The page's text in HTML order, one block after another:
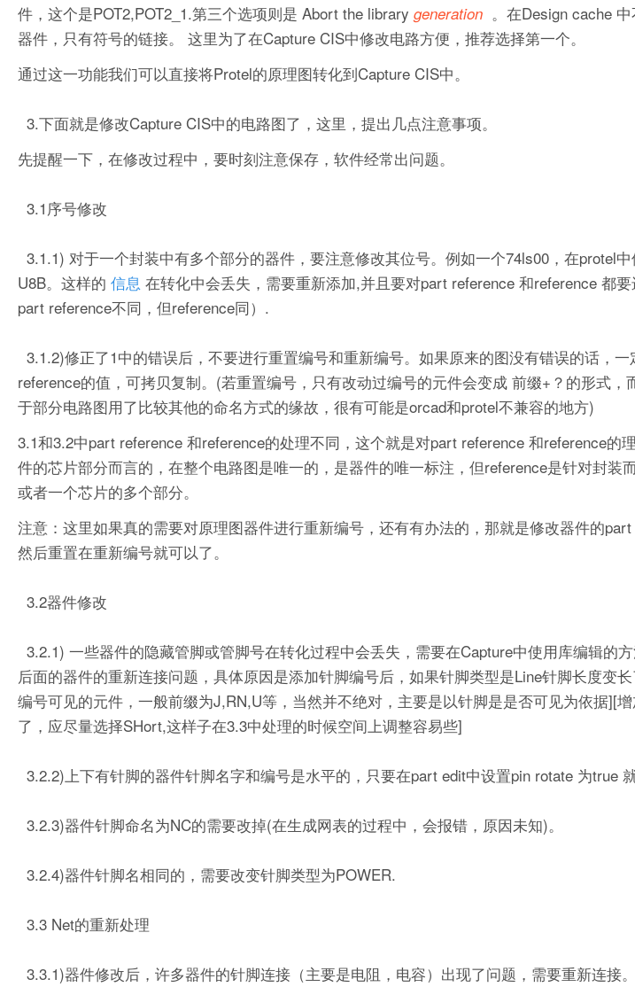
件，这个是POT2,POT2_1.第三个选项则是 Abort the library generation 。在Design cache
器件，只有符号的链接。 这里为了在Capture CIS中修改电路方便，推荐选择第一个。
通过这一功能我们可以直接将Protel的原理图转化到Capture CIS中。
3.下面就是修改Capture CIS中的电路图了，这里，提出几点注意事项。
先提醒一下，在修改过程中，要时刻注意保存，软件经常出问题。
3.1序号修改
3.1.1) 对于一个封装中有多个部分的器件，要注意修改其位号。例如一个74ls00，在protel
U8B。这样的 信息 在转化中会丢失，需要重新添加,并且要对part reference 和reference 都
part reference不同，但reference同）.
3.1.2)修正了1中的错误后，不要进行重置编号和重新编号。如果原来的图没有错误的话，
reference的值，可拷贝复制。(若重置编号，只有改动过编号的元件会变成 前缀+？的形式
于部分电路图用了比较其他的命名方式的缘故，很有可能是orcad和protel不兼容的地方)
3.1和3.2中part reference 和reference的处理不同，这个就是对part reference 和reference的
件的芯片部分而言的，在整个电路图是唯一的，是器件的唯一标注，但reference是针对封装
或者一个芯片的多个部分。
注意：这里如果真的需要对原理图器件进行重新编号，还有有办法的，那就是修改器件的
然后重置在重新编号就可以了。
3.2器件修改
3.2.1) 一些器件的隐藏管脚或管脚号在转化过程中会丢失，需要在Capture中使用库编辑的
后面的器件的重新连接问题，具体原因是添加针脚编号后，如果针脚类型是Line针脚长度变
编号可见的元件，一般前缀为J,RN,U等，当然并不绝对，主要是以针脚是是否可见为依据][
了，应尽量选择SHort,这样子在3.3中处理的时候空间上调整容易些]
3.2.2)上下有针脚的器件针脚名字和编号是水平的，只要在part edit中设置pin rotate 为true 就
3.2.3)器件针脚命名为NC的需要改掉(在生成网表的过程中，会报错，原因未知)。
3.2.4)器件针脚名相同的，需要改变针脚类型为POWER.
3.3 Net的重新处理
3.3.1)器件修改后，许多器件的针脚连接（主要是电阻，电容）出现了问题，需要重新连接。